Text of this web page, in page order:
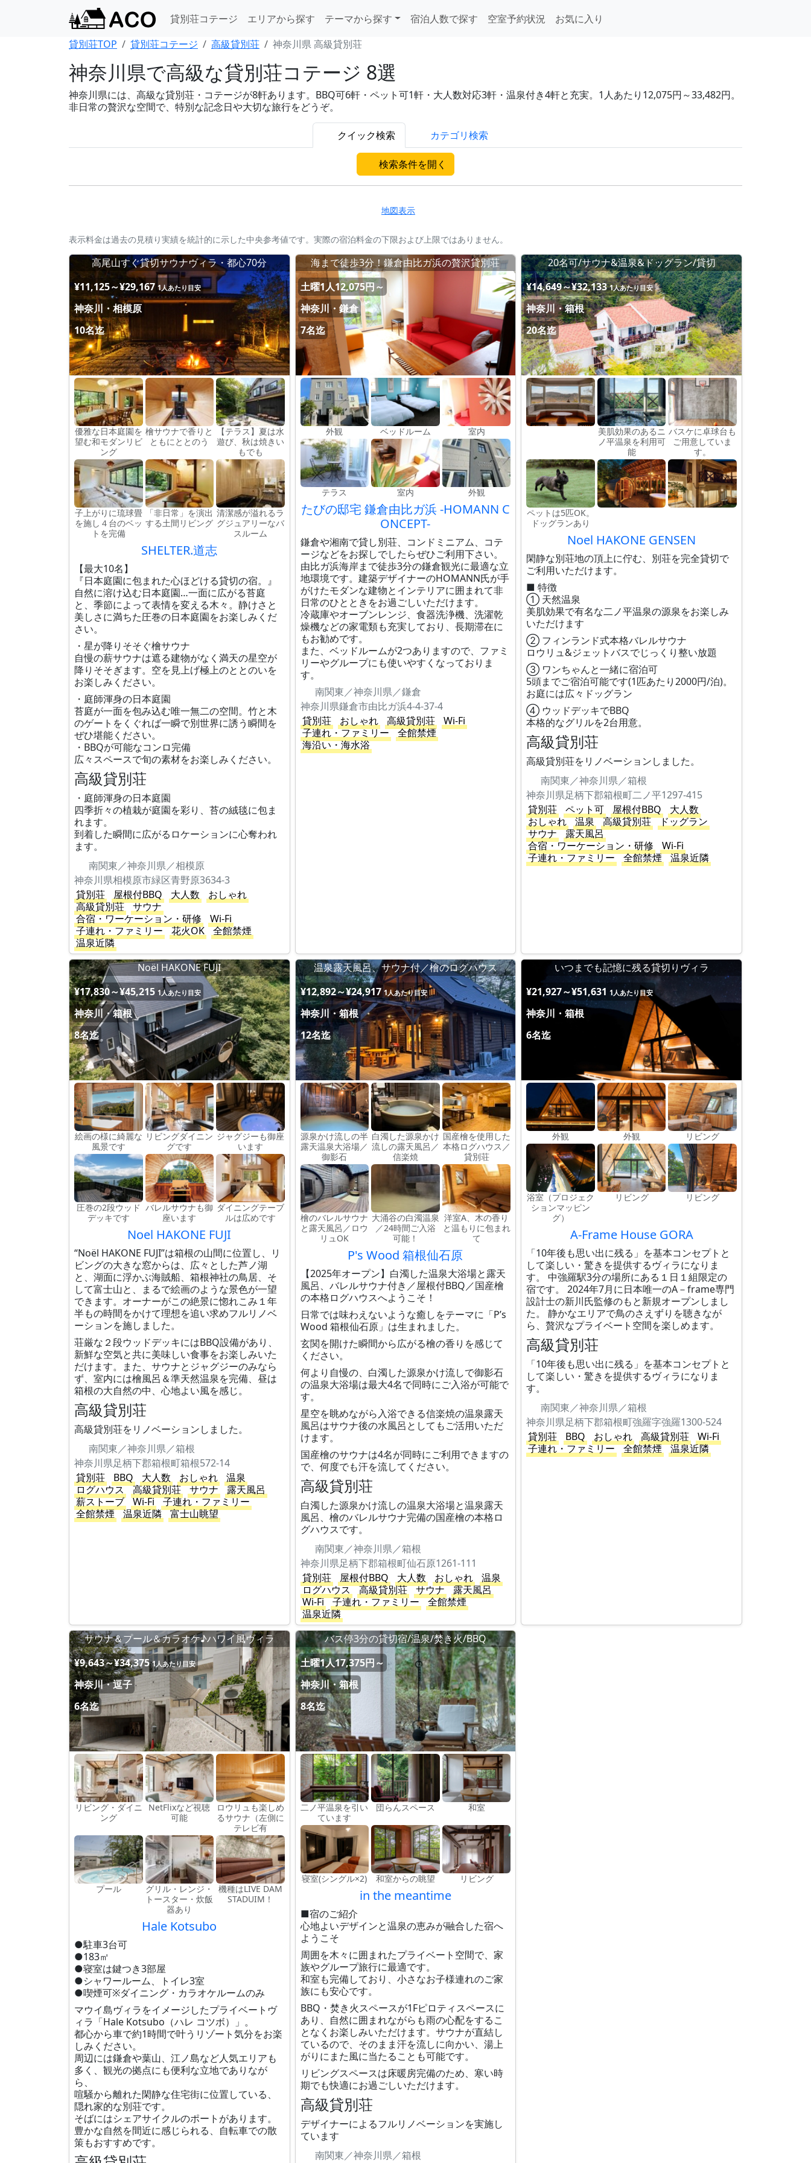
貸別荘コテージ エリアから探す テーマから探す 宿泊人数で探す 空室予約状況
お気に入り
貸別荘TOP
貸別荘コテージ 高級貸別荘 神奈川県 高級貸別荘
神奈川県で高級な貸別荘コテージ 8選
神奈川県には、高級な貸別荘・コテージが8軒あります。BBQ可6軒・ペット可1軒・大人数対応3軒・温泉付き4軒と充実。1人あたり12,075円～33,482円。
非日常の贅沢な空間で、特別な記念日や大切な旅行をどうぞ。
クイック検索 カテゴリ検索
検索条件を開く
地図表示
表示料金は過去の見積り実績を統計的に示した中央参考値です。実際の宿泊料金の下限および上限ではありません。
高尾山すぐ貸切サウナヴィラ・都心70分
¥11,125～¥29,167 1人あたり目安
神奈川・相模原
10名迄
優雅な日本庭園を
望む和モダンリビ
ング
檜サウナで香りと
ともにととのう
【テラス】夏は水
遊び、秋は焼きい
もでも
子上がりに琉球畳
を施し４台のベッ
トを完備
「非日常」を演出
する土間リビング
清潔感が溢れるラ
グジュアリーなバ
スルーム
SHELTER.道志
【最大10名】
『日本庭園に包まれた心ほどける貸切の宿。』
自然に溶け込む日本庭園…一面に広がる苔庭
と、季節によって表情を変える木々。静けさと
美しさに満ちた圧巻の日本庭園をお楽しみくだ
さい。
・星が降りそそぐ檜サウナ
自慢の薪サウナは遮る建物がなく満天の星空が
降りそそぎます。空を見上げ極上のととのいを
お楽しみください。
・庭師渾身の日本庭園
苔庭が一面を包み込む唯一無二の空間。竹と木
のゲートをくぐれば一瞬で別世界に誘う瞬間を
ぜひ堪能ください。
・BBQが可能なコンロ完備
広々スペースで旬の素材をお楽しみください。
高級貸別荘
・庭師渾身の日本庭園
四季折々の植栽が庭園を彩り、苔の絨毯に包ま
れます。
到着した瞬間に広がるロケーションに心奪われ
ます。
南関東／神奈川県／相模原
神奈川県相模原市緑区青野原3634-3
貸別荘
屋根付BBQ 大人数
おしゃれ
高級貸別荘
サウナ
合宿・ワーケーション・研修
Wi-Fi
子連れ・ファミリー
花火OK
全館禁煙
温泉近隣
海まで徒歩3分！鎌倉由比ガ浜の贅沢貸別荘
土曜1人12,075円～
神奈川・鎌倉
7名迄
外観 ベッドルーム 室内
テラス 室内 外観
たびの邸宅 鎌倉由比ガ浜 -HOMANN C
ONCEPT-
鎌倉や湘南で貸し別荘、コンドミニアム、コテ
ージなどをお探しでしたらぜひご利用下さい。
由比ガ浜海岸まで徒歩3分の鎌倉観光に最適な立
地環境です。建築デザイナーのHOMANN氏が手
がけたモダンな建物とインテリアに囲まれて非
日常のひとときをお過ごしいただけます。
冷蔵庫やオーブンレンジ、食器洗浄機、洗濯乾
燥機などの家電類も充実しており、長期滞在に
もお勧めです。
また、ベッドルームが2つありますので、ファミ
リーやグループにも使いやすくなっておりま
す。
南関東／神奈川県／鎌倉
神奈川県鎌倉市由比ガ浜4-4-37-4
貸別荘
おしゃれ 高級貸別荘
Wi-Fi
子連れ・ファミリー
全館禁煙
海沿い・海水浴
20名可/サウナ&温泉&ドッグラン/貸切
¥14,649～¥32,133 1人あたり目安
神奈川・箱根
20名迄
美肌効果のあるニ
ノ平温泉を利用可
能
バスケに卓球台も
ご用意していま
す。
ペットは5匹OK。
ドッグランあり
Noel HAKONE GENSEN
閑静な別荘地の頂上に佇む、別荘を完全貸切で
ご利用いただけます。
■ 特徴
① 天然温泉
美肌効果で有名な二ノ平温泉の源泉をお楽しみ
いただけます
② フィンランド式本格バレルサウナ
ロウリュ&ジェットバスでじっくり整い放題
③ ワンちゃんと一緒に宿泊可
5頭までご宿泊可能です(1匹あたり2000円/泊)。
お庭には広々ドッグラン
④ ウッドデッキでBBQ
本格的なグリルを2台用意。
高級貸別荘
高級貸別荘をリノベーションしました。
南関東／神奈川県／箱根
神奈川県足柄下郡箱根町二ノ平1297-415
貸別荘
ペット可 屋根付BBQ
大人数
おしゃれ
温泉 高級貸別荘
ドッグラン
サウナ
露天風呂
合宿・ワーケーション・研修
Wi-Fi
子連れ・ファミリー
全館禁煙 温泉近隣
Noël HAKONE FUJI
¥17,830～¥45,215 1人あたり目安
神奈川・箱根
8名迄
絵画の様に綺麗な
風景です
リビングダイニン
グです
ジャグジーも御座
います
圧巻の2段ウッド
デッキです
バレルサウナも御
座います
ダイニングテーブ
ルは広めです
Noel HAKONE FUJI
“Noël HAKONE FUJI”は箱根の山間に位置し、リ
ビングの大きな窓からは、広々とした芦ノ湖
と、湖面に浮かぶ海賊船、箱根神社の鳥居、そ
して富士山と、まるで絵画のような景色が一望
できます。オーナーがこの絶景に惚れこみ１年
半もの時間をかけて理想を追い求めフルリノベ
ーションを施しました。
荘厳な２段ウッドデッキにはBBQ設備があり、
新鮮な空気と共に美味しい食事をお楽しみいた
だけます。また、サウナとジャグジーのみなら
ず、室内には檜風呂＆準天然温泉を完備、昼は
箱根の大自然の中、心地よい風を感じ。
高級貸別荘
高級貸別荘をリノベーションしました。
南関東／神奈川県／箱根
神奈川県足柄下郡箱根町箱根572-14
貸別荘
BBQ 大人数 おしゃれ
温泉
ログハウス
高級貸別荘 サウナ
露天風呂
薪ストーブ
Wi-Fi
子連れ・ファミリー
全館禁煙
温泉近隣 富士山眺望
温泉露天風呂、サウナ付／檜のログハウス
¥12,892～¥24,917 1人あたり目安
神奈川・箱根
12名迄
源泉かけ流しの半
露天温泉大浴場／
御影石
白濁した源泉かけ
流しの露天風呂／
信楽焼
国産檜を使用した
本格ログハウス／
貸別荘
檜のバレルサウナ
と露天風呂／ロウ
リュOK
大涌谷の白濁温泉
／24時間ご入浴
可能！
洋室A、木の香り
と温もりに包まれ
て
P's Wood 箱根仙石原
【2025年オープン】白濁した温泉大浴場と露天
風呂、バレルサウナ付き／屋根付BBQ／国産檜
の本格ログハウスへようこそ！
日常では味わえないような癒しをテーマに「P’s
Wood 箱根仙石原」は生まれました。
玄関を開けた瞬間から広がる檜の香りを感じて
ください。
何より自慢の、白濁した源泉かけ流しで御影石
の温泉大浴場は最大4名で同時にご入浴が可能で
す。
星空を眺めながら入浴できる信楽焼の温泉露天
風呂はサウナ後の水風呂としてもご活用いただ
けます。
国産檜のサウナは4名が同時にご利用できますの
で、何度でも汗を流してください。
高級貸別荘
白濁した源泉かけ流しの温泉大浴場と温泉露天
風呂、檜のバレルサウナ完備の国産檜の本格ロ
グハウスです。
南関東／神奈川県／箱根
神奈川県足柄下郡箱根町仙石原1261-111
貸別荘
屋根付BBQ 大人数 おしゃれ
温泉
ログハウス
高級貸別荘 サウナ
露天風呂
Wi-Fi
子連れ・ファミリー
全館禁煙
温泉近隣
いつまでも記憶に残る貸切りヴィラ
¥21,927～¥51,631 1人あたり目安
神奈川・箱根
6名迄
外観 外観 リビング
浴室（プロジェク
ションマッピン
グ）
リビング リビング
A-Frame House GORA
「10年後も思い出に残る」を基本コンセプトと
して楽しい・驚きを提供するヴィラになりま
す。 中強羅駅3分の場所にある１日１組限定の
宿です。 2024年7月に日本唯一のA－frame専門
設計士の新川氏監修のもと新規オープンしまし
た。 静かなエリアで鳥のさえずりを聴きなが
ら、贅沢なプライベート空間を楽しめます。
高級貸別荘
「10年後も思い出に残る」を基本コンセプトと
して楽しい・驚きを提供するヴィラになりま
す。
南関東／神奈川県／箱根
神奈川県足柄下郡箱根町強羅字強羅1300-524
貸別荘
BBQ おしゃれ 高級貸別荘
Wi-Fi
子連れ・ファミリー
全館禁煙 温泉近隣
サウナ＆プール＆カラオケ♪ハワイ風ヴィラ
¥9,643～¥34,375 1人あたり目安
神奈川・逗子
6名迄
リビング・ダイニ
ング
NetFlixなど視聴
可能
ロウリュも楽しめ
るサウナ（左側に
テレビ有
プール
グリル・レンジ・
トースター・炊飯
器あり
機種はLIVE DAM
STADUIM！
Hale Kotsubo
●駐車3台可
●183㎡
●寝室は鍵つき3部屋
●シャワールーム、トイレ3室
●喫煙可※ダイニング・カラオケルームのみ
マウイ島ヴィラをイメージしたプライベートヴ
ィラ「Hale Kotsubo（ハレ コツボ）」。
都心から車で約1時間で叶うリゾート気分をお楽
しみください。
周辺には鎌倉や葉山、江ノ島など人気エリアも
多く、観光の拠点にも便利な立地でありなが
ら、
喧騒から離れた閑静な住宅街に位置している、
隠れ家的な別荘です。
そばにはシェアサイクルのポートがあります。
豊かな自然を間近に感じられる、自転車での散
策もおすすめです。
バス停3分の貸切宿/温泉/焚き火/BBQ
土曜1人17,375円～
神奈川・箱根
8名迄
二ノ平温泉を引い
ています
団らんスペース 和室
寝室(シングル×2) 和室からの眺望 リビング
in the meantime
■宿のご紹介
心地よいデザインと温泉の恵みが融合した宿へ
ようこそ
周囲を木々に囲まれたプライベート空間で、家
族やグループ旅行に最適です。
和室も完備しており、小さなお子様連れのご家
族にも安心です。
BBQ・焚き火スペースが1Fピロティスペースに
あり、自然に囲まれながらも雨の心配をするこ
となくお楽しみいただけます。サウナが直結し
ているので、そのまま汗を流しに向かい、湯上
がりにまた風に当たることも可能です。
リビングスペースは床暖房完備のため、寒い時
期でも快適にお過ごしいただけます。
高級貸別荘
デザイナーによるフルリノベーションを実施し
ています
南関東／神奈川県／箱根